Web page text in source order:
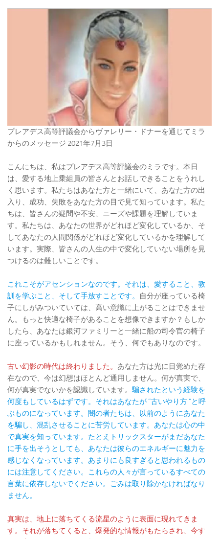
プレアデス高等評議会からヴァレリー・ドナーを通じてミラ
からのメッセージ 2021年7月3日
こんにちは、私はプレアデス高等評議会のミラです。本日
は、愛する地上乗組員の皆さんとお話しできることをうれし
く思います。私たちはあなた方と一緒にいて、あなた方の出
入り、成功、失敗をあなた方の目で見て知っています。私た
ちは、皆さんの疑問や不安、ニーズや課題を理解していま
す。私たちは、あなたの世界がどれほど変化しているか、そ
してあなたの人間関係がどれほど変化しているかを理解して
います。実際、皆さんの人生の中で変化していない場所を見
つけるのは難しいことです。
これこそがアセンションなのです。それは、愛すること、教
訓を学ぶこと、そして手放すことです。
自分が座っている椅
子にしがみついていては、高い意識に上がることはできませ
ん。もっと快適な椅子があることを想像できますか？もしか
したら、あなたは銀河ファミリーと一緒に船の司令官の椅子
に座っているかもしれません。そう、何でもありなのです。
古い幻影の時代は終わりました。 あなた方は光に目覚めた存
在なので、今は幻想はほとんど通用しません。何が真実で、
何が真実でないかを認識しています。騙されたという経験を
何度もしているはずです。それはあなたが “古いやり方 “と呼
ぶものになっています。闇の者たちは、以前のようにあなた
を騙し、混乱させることに苦労しています。あなたは心の中
で真実を知っています。たとえトリックスターがまだあなた
に手を出そうとしても、あなたは彼らのエネルギーに魅力を
感じなくなっています。あまりにも良すぎると思われるもの
には注意してください。これらの人々が言っているすべての
言葉に依存しないでください。ごみは取り除かなければなり
ません。
真実は、地上に落ちてくる流星のように表面に現れてきま
す。それが落ちてくると、爆発的な情報がもたらされ、今す